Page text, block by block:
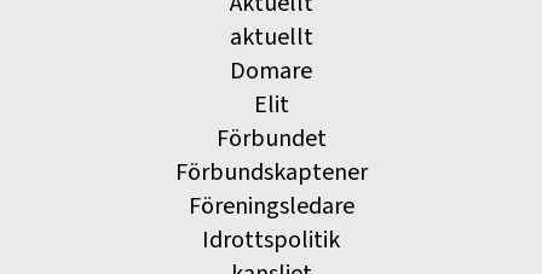
aktuellt
Domare
Elit
Förbundet
Förbundskaptener
Föreningsledare
Idrottspolitik